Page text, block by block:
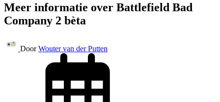
Meer informatie over Battlefield Bad
Company 2 bèta
Door Wouter van der Putten